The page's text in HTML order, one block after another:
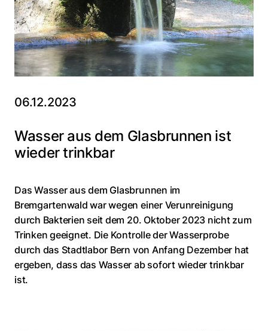
06.12.2023
Wasser aus dem Glasbrunnen ist
wieder trinkbar
Das Wasser aus dem Glasbrunnen im
Bremgartenwald war wegen einer Verunreinigung
durch Bakterien seit dem 20. Oktober 2023 nicht zum
Trinken geeignet. Die Kontrolle der Wasserprobe
durch das Stadtlabor Bern von Anfang Dezember hat
ergeben, dass das Wasser ab sofort wieder trinkbar
ist.